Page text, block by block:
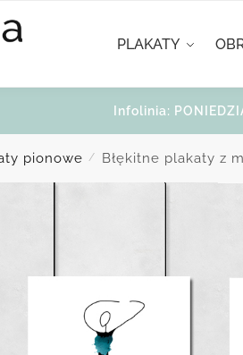
PLAKATY
Infolinia:
pionowe / Błękitne plakaty z